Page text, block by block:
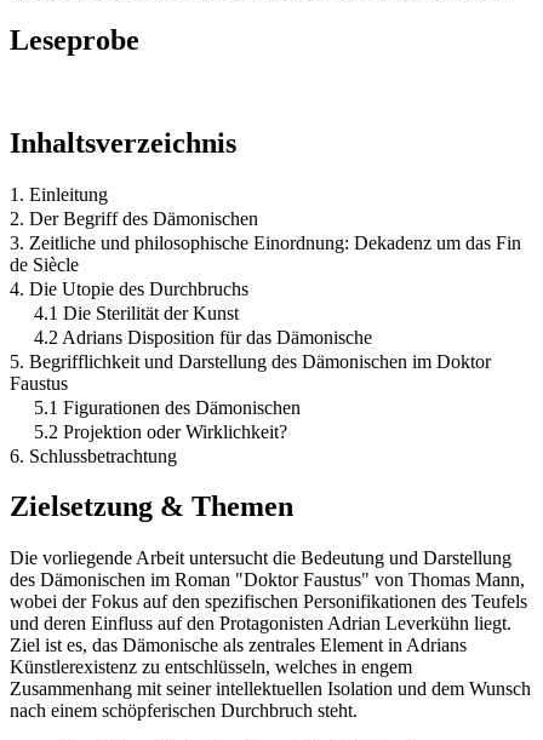
Leseprobe
Inhaltsverzeichnis
1. Einleitung
2. Der Begriff des Dämonischen
3. Zeitliche und philosophische Einordnung: Dekadenz um das Fin
de Siècle
4. Die Utopie des Durchbruchs
4.1 Die Sterilität der Kunst
4.2 Adrians Disposition für das Dämonische
5. Begrifflichkeit und Darstellung des Dämonischen im Doktor
Faustus
5.1 Figurationen des Dämonischen
5.2 Projektion oder Wirklichkeit?
6. Schlussbetrachtung
Zielsetzung & Themen
Die vorliegende Arbeit untersucht die Bedeutung und Darstellung
des Dämonischen im Roman "Doktor Faustus" von Thomas Mann,
wobei der Fokus auf den spezifischen Personifikationen des Teufels
und deren Einfluss auf den Protagonisten Adrian Leverkühn liegt.
Ziel ist es, das Dämonische als zentrales Element in Adrians
Künstlerexistenz zu entschlüsseln, welches in engem
Zusammenhang mit seiner intellektuellen Isolation und dem Wunsch
nach einem schöpferischen Durchbruch steht.